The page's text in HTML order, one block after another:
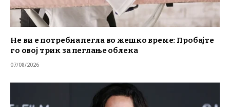
Не ви е потребна пегла во жешко време: Пробајте
го овој трик за пеглање облека
07/08/2026